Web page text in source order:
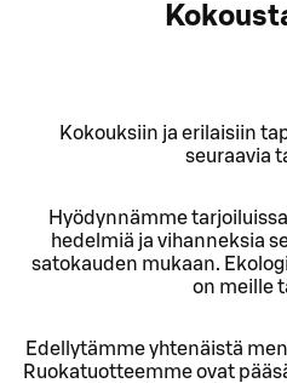
Kokouksiin ja erilaisiin
seuraavia
Hyödynnämme
hedelmiä ja vihanneksia
satokauden mukaan.
on meille
Edellytämme yhtenäistä
Ruokatuotteemme ovat